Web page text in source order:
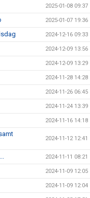
2025-01-08 09:37
2025-01-07 19:36
2024-12-16 09:33
2024-12-09 13:56
2024-12-09 13:29
2024-11-28 14:28
2024-11-26 06:45
2024-11-24 13:39
2024-11-16 14:18
2024-11-12 12:41
2024-11-11 08:21
2024-11-09 12:05
2024-11-09 12:04